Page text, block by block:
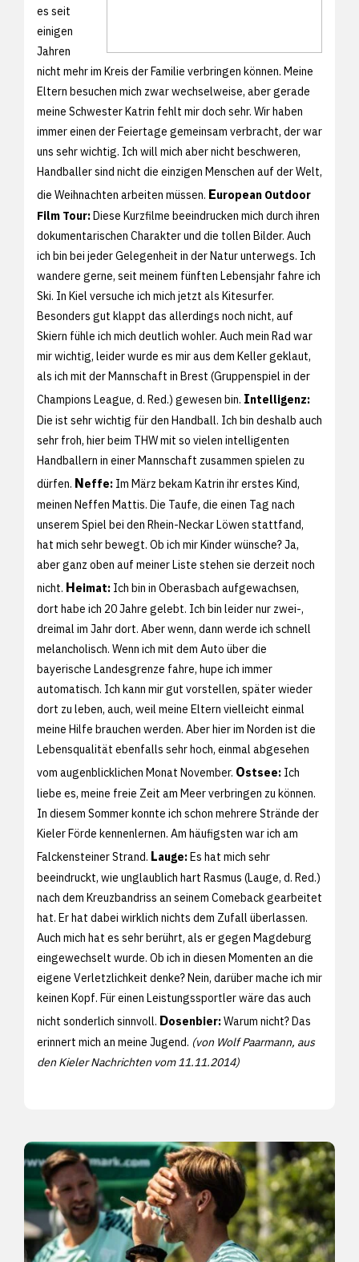
es seit
einigen
Jahren
nicht mehr im Kreis der Familie verbringen können. Meine
Eltern besuchen mich zwar wechselweise, aber gerade
meine Schwester Katrin fehlt mir doch sehr. Wir haben
immer einen der Feiertage gemeinsam verbracht, der war
uns sehr wichtig. Ich will mich aber nicht beschweren,
Handballer sind nicht die einzigen Menschen auf der Welt,
die Weihnachten arbeiten müssen. European Outdoor
Film Tour:Diese Kurzfilme beeindrucken mich durch ihren
dokumentarischen Charakter und die tollen Bilder. Auch
ich bin bei jeder Gelegenheit in der Natur unterwegs. Ich
wandere gerne, seit meinem fünften Lebensjahr fahre ich
Ski. In Kiel versuche ich mich jetzt als Kitesurfer.
Besonders gut klappt das allerdings noch nicht, auf
Skiern fühle ich mich deutlich wohler. Auch mein Rad war
mir wichtig, leider wurde es mir aus dem Keller geklaut,
als ich mit der Mannschaft in Brest (Gruppenspiel in der
Champions League, d. Red.) gewesen bin. Intelligenz:
Die ist sehr wichtig für den Handball. Ich bin deshalb auch
sehr froh, hier beim THW mit so vielen intelligenten
Handballern in einer Mannschaft zusammen spielen zu
dürfen. Neffe: Im März bekam Katrin ihr erstes Kind,
meinen Neffen Mattis. Die Taufe, die einen Tag nach
unserem Spiel bei den Rhein-Neckar Löwen stattfand,
hat mich sehr bewegt. Ob ich mir Kinder wünsche? Ja,
aber ganz oben auf meiner Liste stehen sie derzeit noch
nicht. Heimat: Ich bin in Oberasbach aufgewachsen,
dort habe ich 20 Jahre gelebt. Ich bin leider nur zwei-,
dreimal im Jahr dort. Aber wenn, dann werde ich schnell
melancholisch. Wenn ich mit dem Auto über die
bayerische Landesgrenze fahre, hupe ich immer
automatisch. Ich kann mir gut vorstellen, später wieder
dort zu leben, auch, weil meine Eltern vielleicht einmal
meine Hilfe brauchen werden. Aber hier im Norden ist die
Lebensqualität ebenfalls sehr hoch, einmal abgesehen
vom augenblicklichen Monat November. Ostsee: Ich
liebe es, meine freie Zeit am Meer verbringen zu können.
In diesem Sommer konnte ich schon mehrere Strände der
Kieler Förde kennenlernen. Am häufigsten war ich am
Falckensteiner Strand. Lauge:Es hat mich sehr
beeindruckt, wie unglaublich hart Rasmus (Lauge, d. Red.)
nach dem Kreuzbandriss an seinem Comeback gearbeitet
hat. Er hat dabei wirklich nichts dem Zufall überlassen.
Auch mich hat es sehr berührt, als er gegen Magdeburg
eingewechselt wurde. Ob ich in diesen Momenten an die
eigene Verletzlichkeit denke? Nein, darüber mache ich mir
keinen Kopf. Für einen Leistungssportler wäre das auch
nicht sonderlich sinnvoll. Dosenbier:Warum nicht? Das
erinnert mich an meine Jugend. (von Wolf Paarmann, aus
den Kieler Nachrichten vom 11.11.2014)